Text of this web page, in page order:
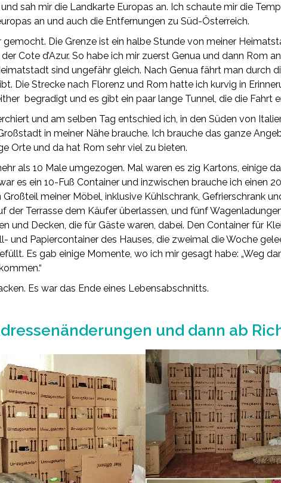
sah mir die Landkarte Europas an. Ich schaute mir die
an und auch die Entfernungen zu Süd-Österreich.
gemocht. Die Grenze ist ein halbe Stunde von meiner
Cote d’Azur. So habe ich mir zuerst Genua und dann Rom
sind ungefähr gleich. Nach Genua fährt man durch
Die Strecke nach Florenz und Rom hatte ich kurvig in
begradigt und es gibt ein paar lange Tunnel, die die Fahrt
und am selben Tag entschied ich, in den Süden von
in meiner Nähe brauche. Ich brauche das ganze
Orte und da hat Rom sehr viel zu bieten.
als 10 Male umgezogen. Mal waren es zig Kartons, einige
es ein 10-Fuß Container und inzwischen brauche ich einen
Großteil meiner Möbel, inklusive Kühlschrank, Gefrierschrank
der Terrasse dem Käufer überlassen, und fünf
und Decken, die für Gäste waren, dabei. Den Container für
und Papiercontainer des Hauses, die zweimal die Woche
Es gab einige Momente, wo ich mir gesagt habe: „Weg
Es war das Ende eines Lebensabschnitts.
und dann ab